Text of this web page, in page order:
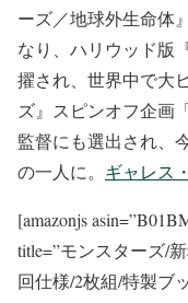
ーズ／地球外生命体
なり、ハリウッド版
擢され、世界中で大
ズ』スピンオフ企画
監督にも選出され、
の一人に。 ギャレス
[amazonjs
title=”モンスターズ/
回仕様/2枚組/特製ブ